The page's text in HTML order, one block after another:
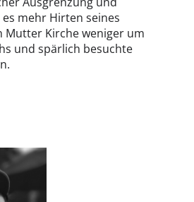
mehr Hirten seines
Mutter Kirche weniger um
und spärlich besuchte